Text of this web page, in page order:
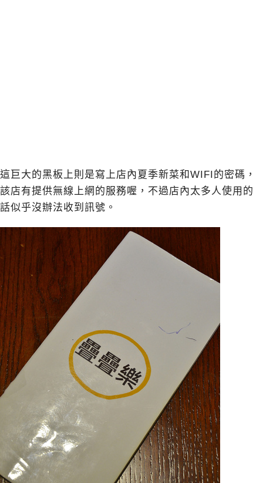
這巨大的黑板上則是寫上店內夏季新菜和WIFI的密碼，
該店有提供無線上網的服務喔，不過店內太多人使用的
話似乎沒辦法收到訊號。